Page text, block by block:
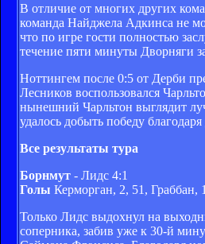
В отличие от многих других
команда Найджела Адкинса не
что по игре гости полностью
течение пяти минуты Дворняги
Ноттингем после 0:5 от Дерби
Лесников воспользовался
нынешний Чарльтон выглядит
удалось добыть победу
Все результаты тура
Борнмут - Лидс 4:1
Голы Керморган, 2, 51,
Только Лидс выдохнул на
соперника, забив уже к 30-й